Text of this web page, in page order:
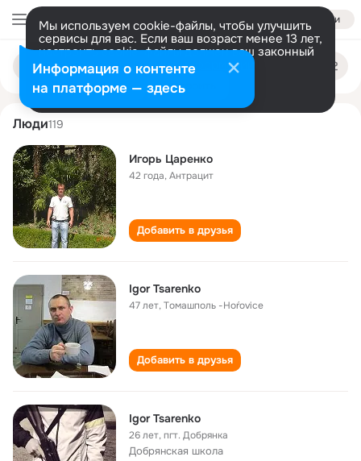
Войти
Мы используем cookie-файлы, чтобы улучшить
сервисы для вас. Если ваш возраст менее 13 лет,
настроить cookie-файлы должен ваш законный
представитель. Больше информации
Разрешить все Настроить
Поиск
людям
igor tsarenko
Люди119
Игорь Царенко
42 года,Антрацит
Добавить в друзья
Igor Tsarenko
47 лет,Tомашполь -Hoŕovice
Добавить в друзья
Igor Tsarenko
26 лет,пгт. Добрянка
Добрянская школа
Информация о контенте
на платформе — здесь